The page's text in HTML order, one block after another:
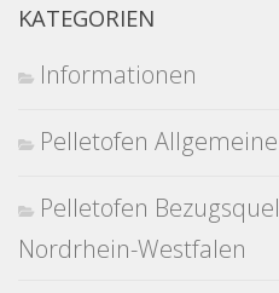
KATEGORIEN
Informationen
Pelletofen
Pelletofen
Nordrhein-Westfalen